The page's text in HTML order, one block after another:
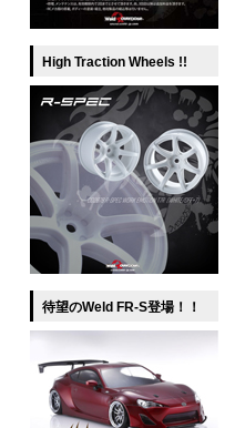
High Traction Wheels !!
待望のWeld FR-S登場！！